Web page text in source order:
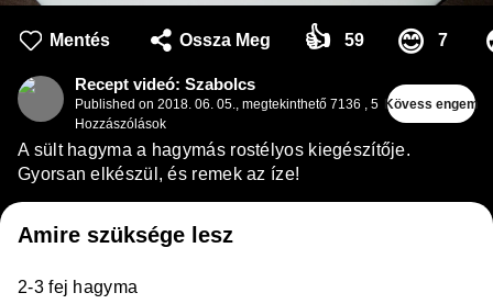
Mentés Ossza Meg 👍 59 😊 7
Recept videó: Szabolcs
Published on 2018. 06. 05., megtekinthető 7136 , 5
Hozzászólások
Kövess engem
A sült hagyma a hagymás rostélyos kiegészítője.
Gyorsan elkészül, és remek az íze!
Amire szüksége lesz
2-3 fej hagyma